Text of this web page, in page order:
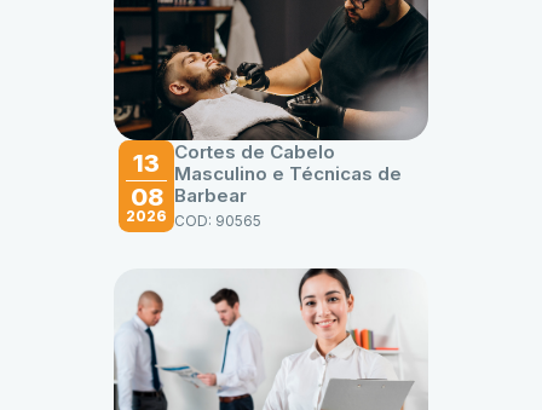
13
08
2026
Cortes de Cabelo
Masculino e Técnicas de
Barbear
COD: 90565